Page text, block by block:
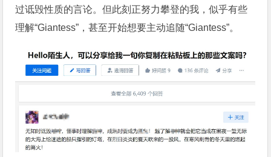
过诋毁性质的言论。但此刻正努力攀登的我，似乎有些
理解“Giantess”，甚至开始想要主动追随“Giantess”。